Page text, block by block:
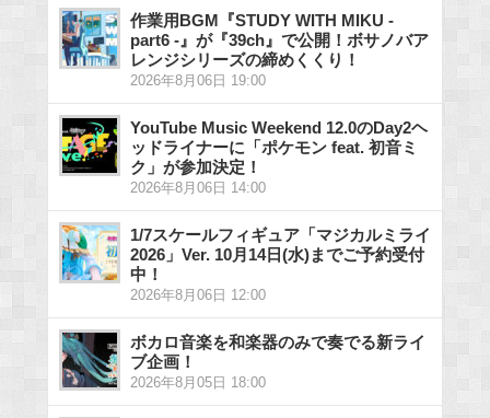
作業用BGM『STUDY WITH MIKU -
part6 -』が『39ch』で公開！ボサノバア
レンジシリーズの締めくくり！
2026年8月06日 19:00
YouTube Music Weekend 12.0のDay2ヘ
ッドライナーに「ポケモン feat. 初音ミ
ク」が参加決定！
2026年8月06日 14:00
1/7スケールフィギュア「マジカルミライ
2026」Ver. 10月14日(水)までご予約受付
中！
2026年8月06日 12:00
ボカロ音楽を和楽器のみで奏でる新ライ
ブ企画！
2026年8月05日 18:00